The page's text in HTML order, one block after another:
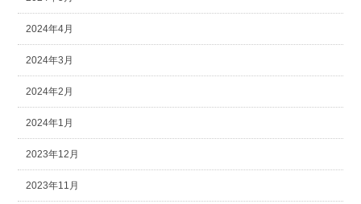
2024年4月
2024年3月
2024年2月
2024年1月
2023年12月
2023年11月